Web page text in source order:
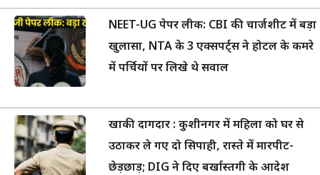
NEET-UG पेपर लीक: CBI की चार्जशीट में बड़ा
खुलासा, NTA के 3 एक्सपर्ट्स ने होटल के कमरे
में पर्चियों पर लिखे थे सवाल
खाकी दागदार : कुशीनगर में महिला को घर से
उठाकर ले गए दो सिपाही, रास्ते में मारपीट-
छेड़छाड़; DIG ने दिए बर्खास्तगी के आदेश